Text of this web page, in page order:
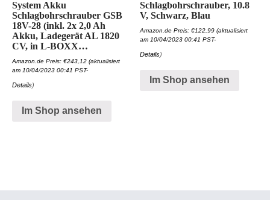
System Akku
Schlagbohrschrauber GSB
18V-28 (inkl. 2x 2,0 Ah
Akku, Ladegerät AL 1820
CV, in L-BOXX…
Amazon.de Preis: €243,12 (aktualisiert
am 10/04/2023 00:41 PST-
Details)
Im Shop ansehen
Schlagbohrschrauber, 10.8
V, Schwarz, Blau
Amazon.de Preis:€122,99 (aktualisiert
am 10/04/2023 00:41 PST-
Details)
Im Shop ansehen